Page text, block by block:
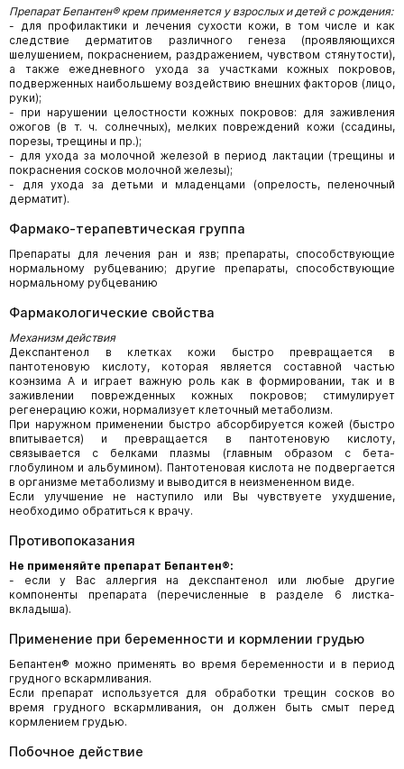
Препарат Бепантен® крем применяется у взрослых и детей с рождения:
- для профилактики и лечения сухости кожи, в том числе и как
следствие дерматитов различного генеза (проявляющихся
шелушением, покраснением, раздражением, чувством стянутости),
а также ежедневного ухода за участками кожных покровов,
подверженных наибольшему воздействию внешних факторов (лицо,
руки);
- при нарушении целостности кожных покровов: для заживления
ожогов (в т. ч. солнечных), мелких повреждений кожи (ссадины,
порезы, трещины и пр.);
- для ухода за молочной железой в период лактации (трещины и
покраснения сосков молочной железы);
- для ухода за детьми и младенцами (опрелость, пеленочный
дерматит).
Фармако-терапевтическая группа
Препараты для лечения ран и язв; препараты, способствующие
нормальному рубцеванию; другие препараты, способствующие
нормальному рубцеванию
Фармакологические свойства
Механизм действия
Декспантенол в клетках кожи быстро превращается в
пантотеновую кислоту, которая является составной частью
коэнзима А и играет важную роль как в формировании, так и в
заживлении поврежденных кожных покровов; стимулирует
регенерацию кожи, нормализует клеточный метаболизм.
При наружном применении быстро абсорбируется кожей (быстро
впитывается) и превращается в пантотеновую кислоту,
связывается с белками плазмы (главным образом с бета-
глобулином и альбумином). Пантотеновая кислота не подвергается
в организме метаболизму и выводится в неизмененном виде.
Если улучшение не наступило или Вы чувствуете ухудшение,
необходимо обратиться к врачу.
Противопоказания
Не применяйте препарат Бепантен®:
- если у Вас аллергия на декспантенол или любые другие
компоненты препарата (перечисленные в разделе 6 листка-
вкладыша).
Применение при беременности и кормлении грудью
Бепантен® можно применять во время беременности и в период
грудного вскармливания.
Если препарат используется для обработки трещин сосков во
время грудного вскармливания, он должен быть смыт перед
кормлением грудью.
Побочное действие